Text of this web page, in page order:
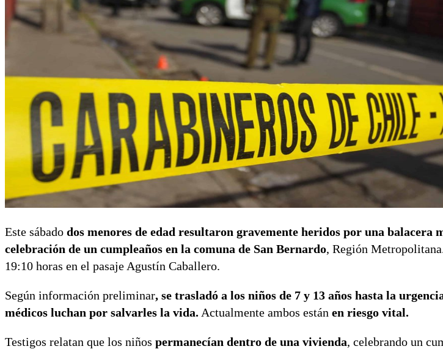
Este sábado dos menores de edad resultaron gravemente heridos por una balacera
celebración de un cumpleaños en la comuna de San Bernardo, Región
19:10 horas en el pasaje Agustín Caballero.
Según información preliminar, se trasladó a los niños de 7 y 13 años hasta la
médicos luchan por salvarles la vida. Actualmente ambos están en riesgo vital.
Testigos relatan que los niños permanecían dentro de una vivienda, celebrando un